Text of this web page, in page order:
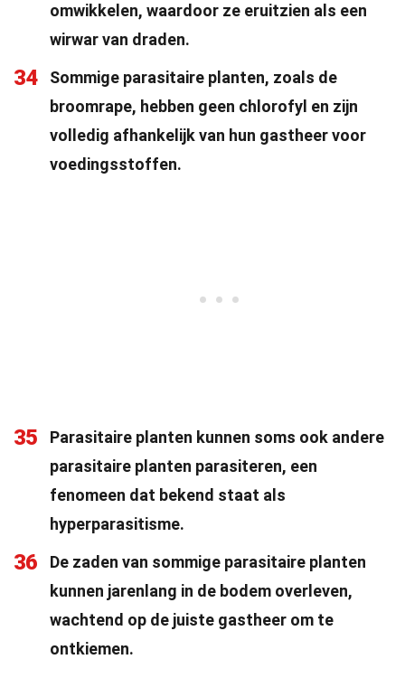
omwikkelen, waardoor ze eruitzien als een
wirwar van draden.
34
Sommige parasitaire planten, zoals de
broomrape, hebben geen chlorofyl en zijn
volledig afhankelijk van hun gastheer voor
voedingsstoffen.
35
Parasitaire planten kunnen soms ook andere
parasitaire planten parasiteren, een
fenomeen dat bekend staat als
hyperparasitisme.
36
De zaden van sommige parasitaire planten
kunnen jarenlang in de bodem overleven,
wachtend op de juiste gastheer om te
ontkiemen.